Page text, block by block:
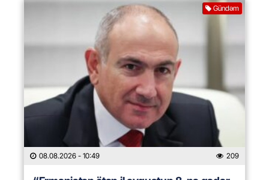
Gündəm
08.08.2026 - 10:49 209